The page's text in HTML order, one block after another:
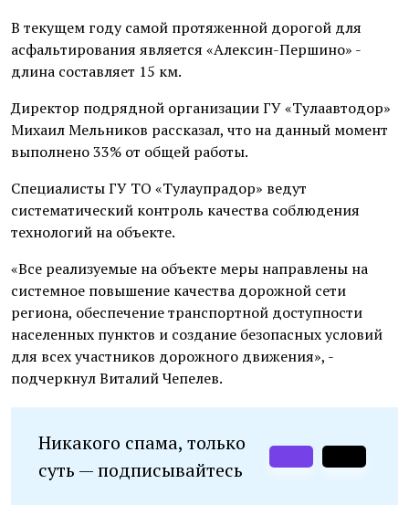
В текущем году самой протяженной дорогой для
асфальтирования является «Алексин-Першино» -
длина составляет 15 км.
Директор подрядной организации ГУ «Тулаавтодор»
Михаил Мельников рассказал, что на данный момент
выполнено 33% от общей работы.
Специалисты ГУ ТО «Тулаупрадор» ведут
систематический контроль качества соблюдения
технологий на объекте.
«Все реализуемые на объекте меры направлены на
системное повышение качества дорожной сети
региона, обеспечение транспортной доступности
населенных пунктов и создание безопасных условий
для всех участников дорожного движения», -
подчеркнул Виталий Чепелев.
Никакого спама, только
суть — подписывайтесь